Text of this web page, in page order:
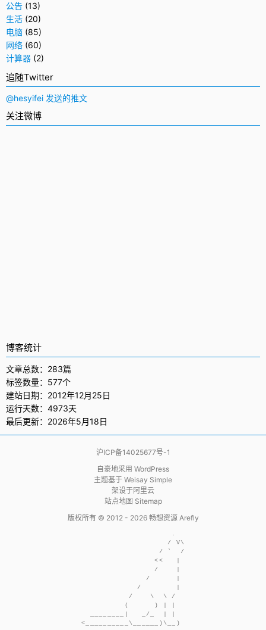
公告 (13)
生活 (20)
电脑 (85)
网络 (60)
计算器 (2)
追随Twitter
@hesyifei 发送的推文
关注微博
博客统计
文章总数：283篇
标签数量：577个
建站日期：2012年12月25日
运行天数：4973天
最后更新：2026年5月18日
沪ICP备14025677号-1
自豪地采用 WordPress
主题基于 Weisay Simple
架设于阿里云
站点地图 Sitemap
版权所有 © 2012 - 2026 畅想资源 Arefly
                     .
                    / V\
                  / `  /
                 <<   |
                 /    |
               /      |
             /        |
           /    \  \ /
          (      ) | |
  ________|   _/_  | |